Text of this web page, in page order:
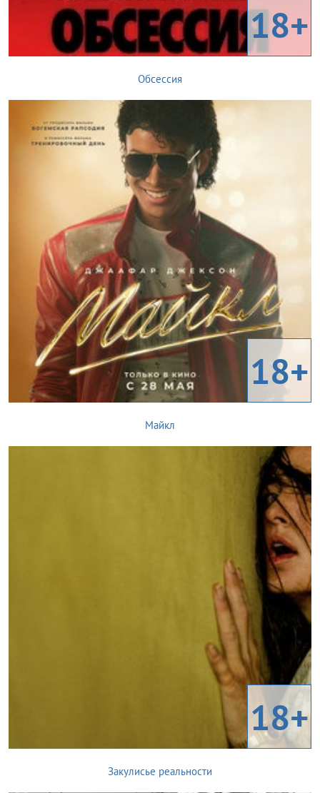
18+
Обсессия
18+
Майкл
18+
Закулисье реальности